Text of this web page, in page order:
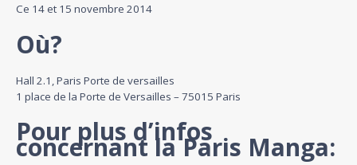
Ce 14 et 15 novembre 2014
Où?
Hall 2.1, Paris Porte de versailles
1 place de la Porte de Versailles – 75015 Paris
Pour plus d’infos
concernant la Paris Manga: